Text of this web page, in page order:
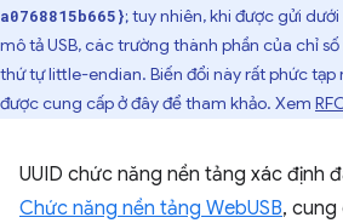
a0768815b665}; tuy nhiên, khi được gửi
mô tả USB, các trường thành phần của chỉ
thứ tự little-endian. Biến đổi này rất phức tạp
được cung cấp ở đây để tham khảo. Xem
UUID chức năng nền tảng xác định
Chức năng nền tảng WebUSB,